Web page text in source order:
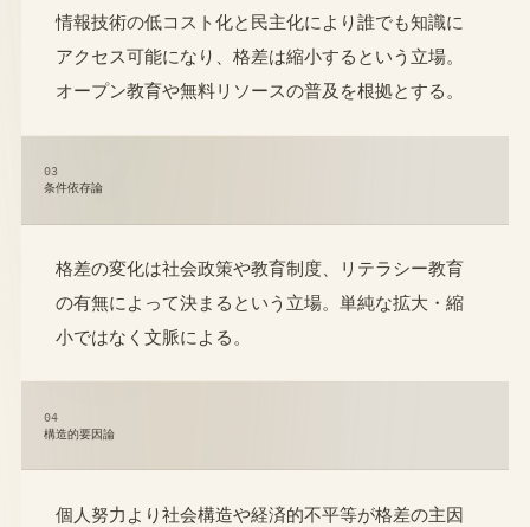
情報技術の低コスト化と民主化により誰でも知識に
アクセス可能になり、格差は縮小するという立場。
オープン教育や無料リソースの普及を根拠とする。
03
条件依存論
格差の変化は社会政策や教育制度、リテラシー教育
の有無によって決まるという立場。単純な拡大・縮
小ではなく文脈による。
04
構造的要因論
個人努力より社会構造や経済的不平等が格差の主因